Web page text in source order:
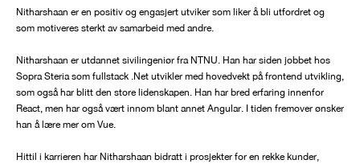
Nitharshaan er en positiv og engasjert utviker som liker å bli utfordret og
som motiveres sterkt av samarbeid med andre.
Nitharshaan er utdannet sivilingeniør fra NTNU. Han har siden jobbet hos
Sopra Steria som fullstack .Net utvikler med hovedvekt på frontend utvikling,
som også har blitt den store lidenskapen. Han har bred erfaring innenfor
React, men har også vært innom blant annet Angular. I tiden fremover ønsker
han å lære mer om Vue.
Hittil i karrieren har Nitharshaan bidratt i prosjekter for en rekke kunder,